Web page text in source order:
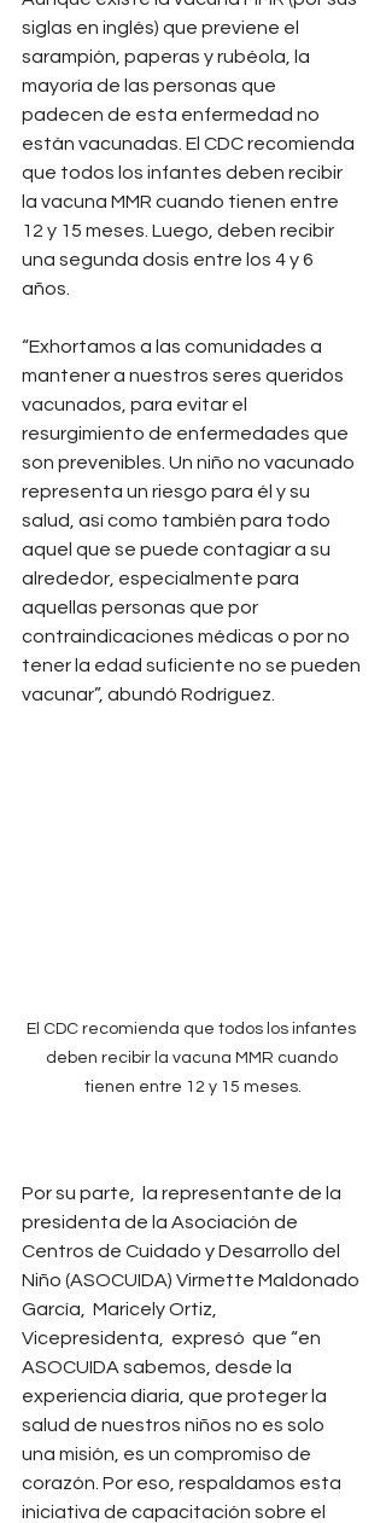
siglas en inglés) que previene el
sarampión, paperas y rubéola, la
mayoría de las personas que
padecen de esta enfermedad no
están vacunadas. El CDC recomienda
que todos los infantes deben recibir
la vacuna MMR cuando tienen entre
12 y 15 meses. Luego, deben recibir
una segunda dosis entre los 4 y 6
años.
“Exhortamos a las comunidades a
mantener a nuestros seres queridos
vacunados, para evitar el
resurgimiento de enfermedades que
son prevenibles. Un niño no vacunado
representa un riesgo para él y su
salud, así como también para todo
aquel que se puede contagiar a su
alrededor, especialmente para
aquellas personas que por
contraindicaciones médicas o por no
tener la edad suficiente no se pueden
vacunar”, abundó Rodríguez.
El CDC recomienda que todos los infantes
deben recibir la vacuna MMR cuando
tienen entre 12 y 15 meses.
Por su parte,  la representante de la
presidenta de la Asociación de
Centros de Cuidado y Desarrollo del
Niño (ASOCUIDA) Virmette Maldonado
García,  Maricely Ortiz,
Vicepresidenta,  expresó  que “en
ASOCUIDA sabemos, desde la
experiencia diaria, que proteger la
salud de nuestros niños no es solo
una misión, es un compromiso de
corazón. Por eso, respaldamos esta
iniciativa de capacitación sobre el